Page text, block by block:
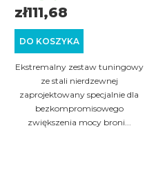
d
k
d
k
GEN.2 | HDR 50, HDR
50-L, HDP 50, HDR 68,
HDB 68 | Stal
Nierdzewna
DO KOSZYKA
zł111,68
Ekstremalny zestaw tuningowy
ze stali nierdzewnej
zaprojektowany specjalnie dla
bezkompromisowego
zwiększenia mocy broni...